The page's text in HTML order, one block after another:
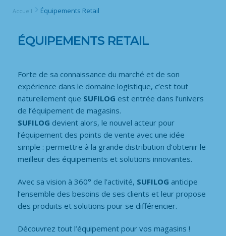
Accueil Équipements Retail
ÉQUIPEMENTS RETAIL
Forte de sa connaissance du marché et de son
expérience dans le domaine logistique, c’est tout
naturellement que SUFILOG est entrée dans l’univers
de l’équipement de magasins.
SUFILOG devient alors, le nouvel acteur pour
l’équipement des points de vente avec une idée
simple : permettre à la grande distribution d’obtenir le
meilleur des équipements et solutions innovantes.
Avec sa vision à 360° de l’activité, SUFILOG anticipe
l’ensemble des besoins de ses clients et leur propose
des produits et solutions pour se différencier.
Découvrez tout l’équipement pour vos magasins !